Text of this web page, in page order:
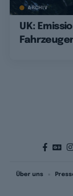
ARCHIV
UK:
Über uns